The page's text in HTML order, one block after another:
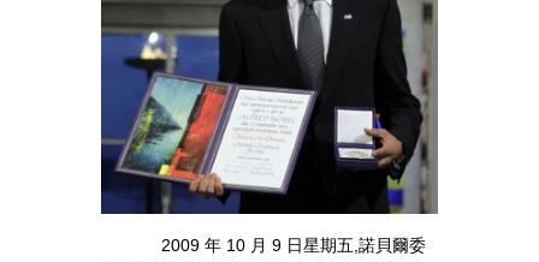
2009 年 10 月 9 日星期五,諾貝爾委